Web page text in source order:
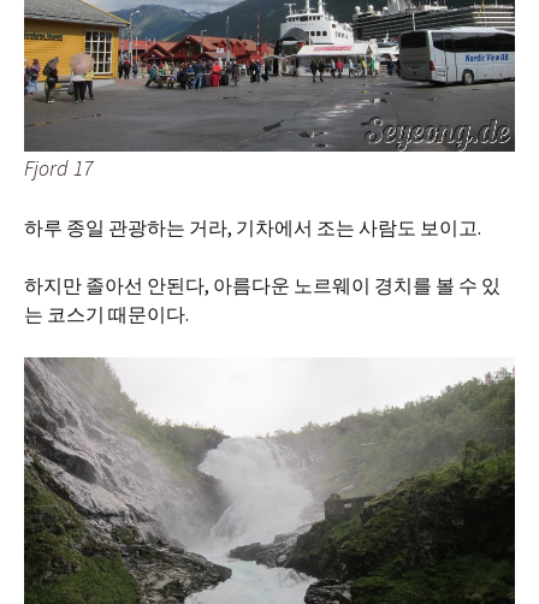
Fjord 17
하루 종일 관광하는 거라, 기차에서 조는 사람도 보이고.
하지만 졸아선 안된다, 아름다운 노르웨이 경치를 볼 수 있
는 코스기 때문이다.